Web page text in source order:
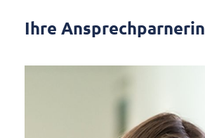
Ihre Ansprechparnerin